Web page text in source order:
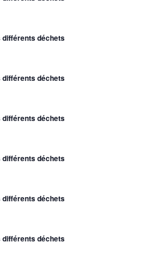
différents déchets
différents déchets
différents déchets
différents déchets
différents déchets
différents déchets